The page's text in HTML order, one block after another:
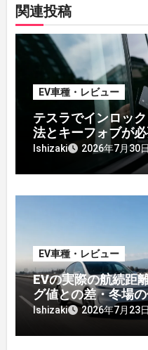
関連投稿
EV車種・レビュー
テスラでインロッ
法とキーフォブが
説】
Ishizaki 2026年7月30
EV車種・レビュー
EVの実際の航続距
グ値との差・冬場
【2026年オーナー
Ishizaki 2026年7月23日